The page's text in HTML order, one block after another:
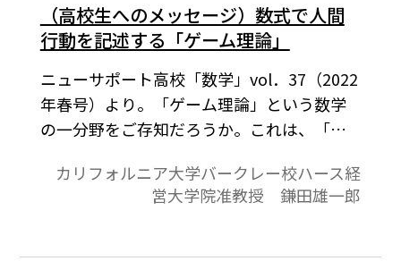
（高校生へのメッセージ）数式で人間
行動を記述する「ゲーム理論」
ニューサポート高校「数学」vol．37（2022
年春号）より。「ゲーム理論」という数学
の一分野をご存知だろうか。これは、「社
する」学問である。なぜ「ゲーム」なのか
というと、社会には複数の人間がいて、お互
るが、これがさもゲームのような状況だか
カリフォルニア大学バークレー校ハース経
営大学院准教授 鎌田雄一郎